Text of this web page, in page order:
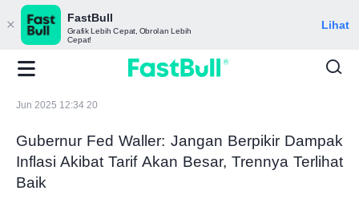
FastBull
Grafik Lebih Cepat, Obrolan Lebih
Cepat!
Lihat
Jun 2025 12:34 20
Gubernur Fed Waller: Jangan Berpikir Dampak
Inflasi Akibat Tarif Akan Besar, Trennya Terlihat
Baik